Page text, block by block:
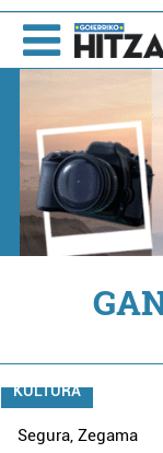
KULTURA
Segura,Zegama